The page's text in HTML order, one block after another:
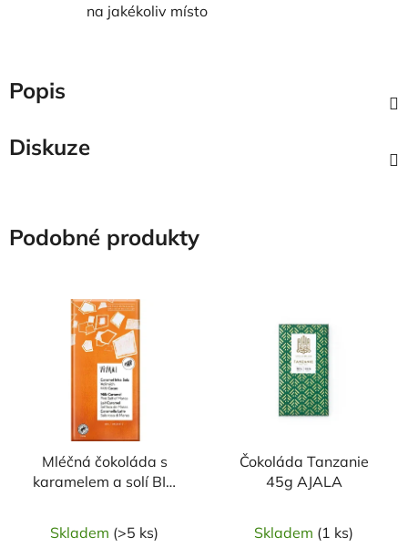
na jakékoliv místo
Popis
Diskuze
Podobné produkty
Mléčná čokoláda s
karamelem a solí BIO
Skladem (>5 ks)
Čokoláda Tanzanie
45g AJALA
Skladem (1 ks)